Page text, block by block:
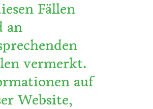
Fällen
an
vermerkt.
auf
Website,